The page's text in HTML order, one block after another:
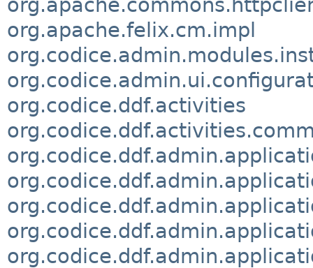
org.apache.felix.cm.impl
org.codice.ddf.activities